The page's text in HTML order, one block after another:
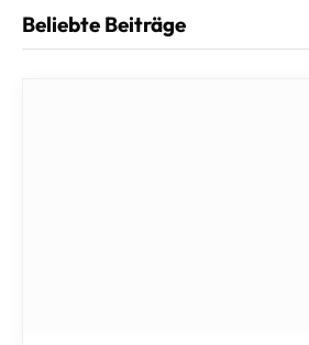
Beliebte Beiträge